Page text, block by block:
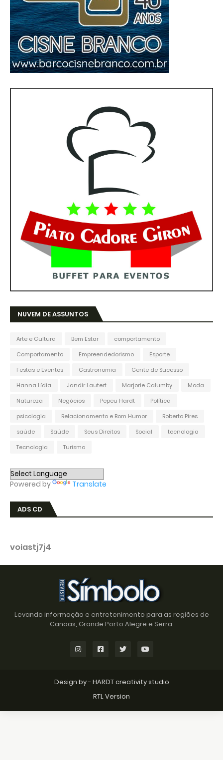
NUVEM DE ASSUNTOS
Arte e Cultura Bem Estar
comportamento
Comportamento
Empreendedorismo
Esporte
Festas e Eventos
Gastronomia
Gente de Sucesso
Hanna Lídia
Jandir Lautert Marjorie Calumby
Moda
Natureza
Negócios Pepeu Hardt
Política
psicologia
Relacionamento e Bom Humor
Roberto Pires
saúde
Saúde Seus Direitos Social
tecnologia
Tecnologia
Turismo
Powered by Translate
ADS CD
voiastj7j4
Levando informação e entretenimento para as regiões de
Canoas, Grande Porto Alegre e Serra.
Design by - HARDT creativity studio
RTL Version